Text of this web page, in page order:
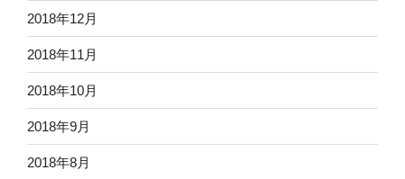
2018年12月
2018年11月
2018年10月
2018年9月
2018年8月